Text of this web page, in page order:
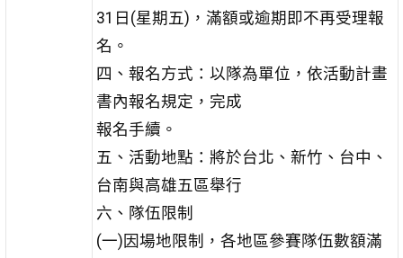
31日(星期五)，滿額或逾期即不再受理報
名。
四、報名方式：以隊為單位，依活動計畫
書內報名規定，完成
報名手續。
五、活動地點：將於台北、新竹、台中、
台南與高雄五區舉行
六、隊伍限制
(一)因場地限制，各地區參賽隊伍數額滿